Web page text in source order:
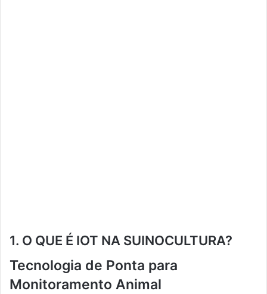
1. O QUE É IOT NA SUINOCULTURA?
Tecnologia de Ponta para
Monitoramento Animal